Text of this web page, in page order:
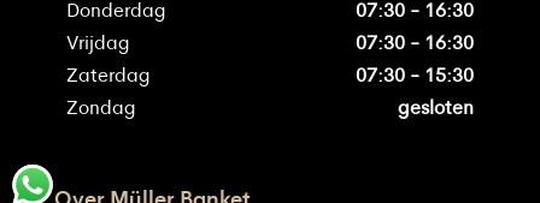
Donderdag
07:30 - 16:30
Vrijdag
07:30 - 16:30
Zaterdag
07:30 - 15:30
Zondag
gesloten